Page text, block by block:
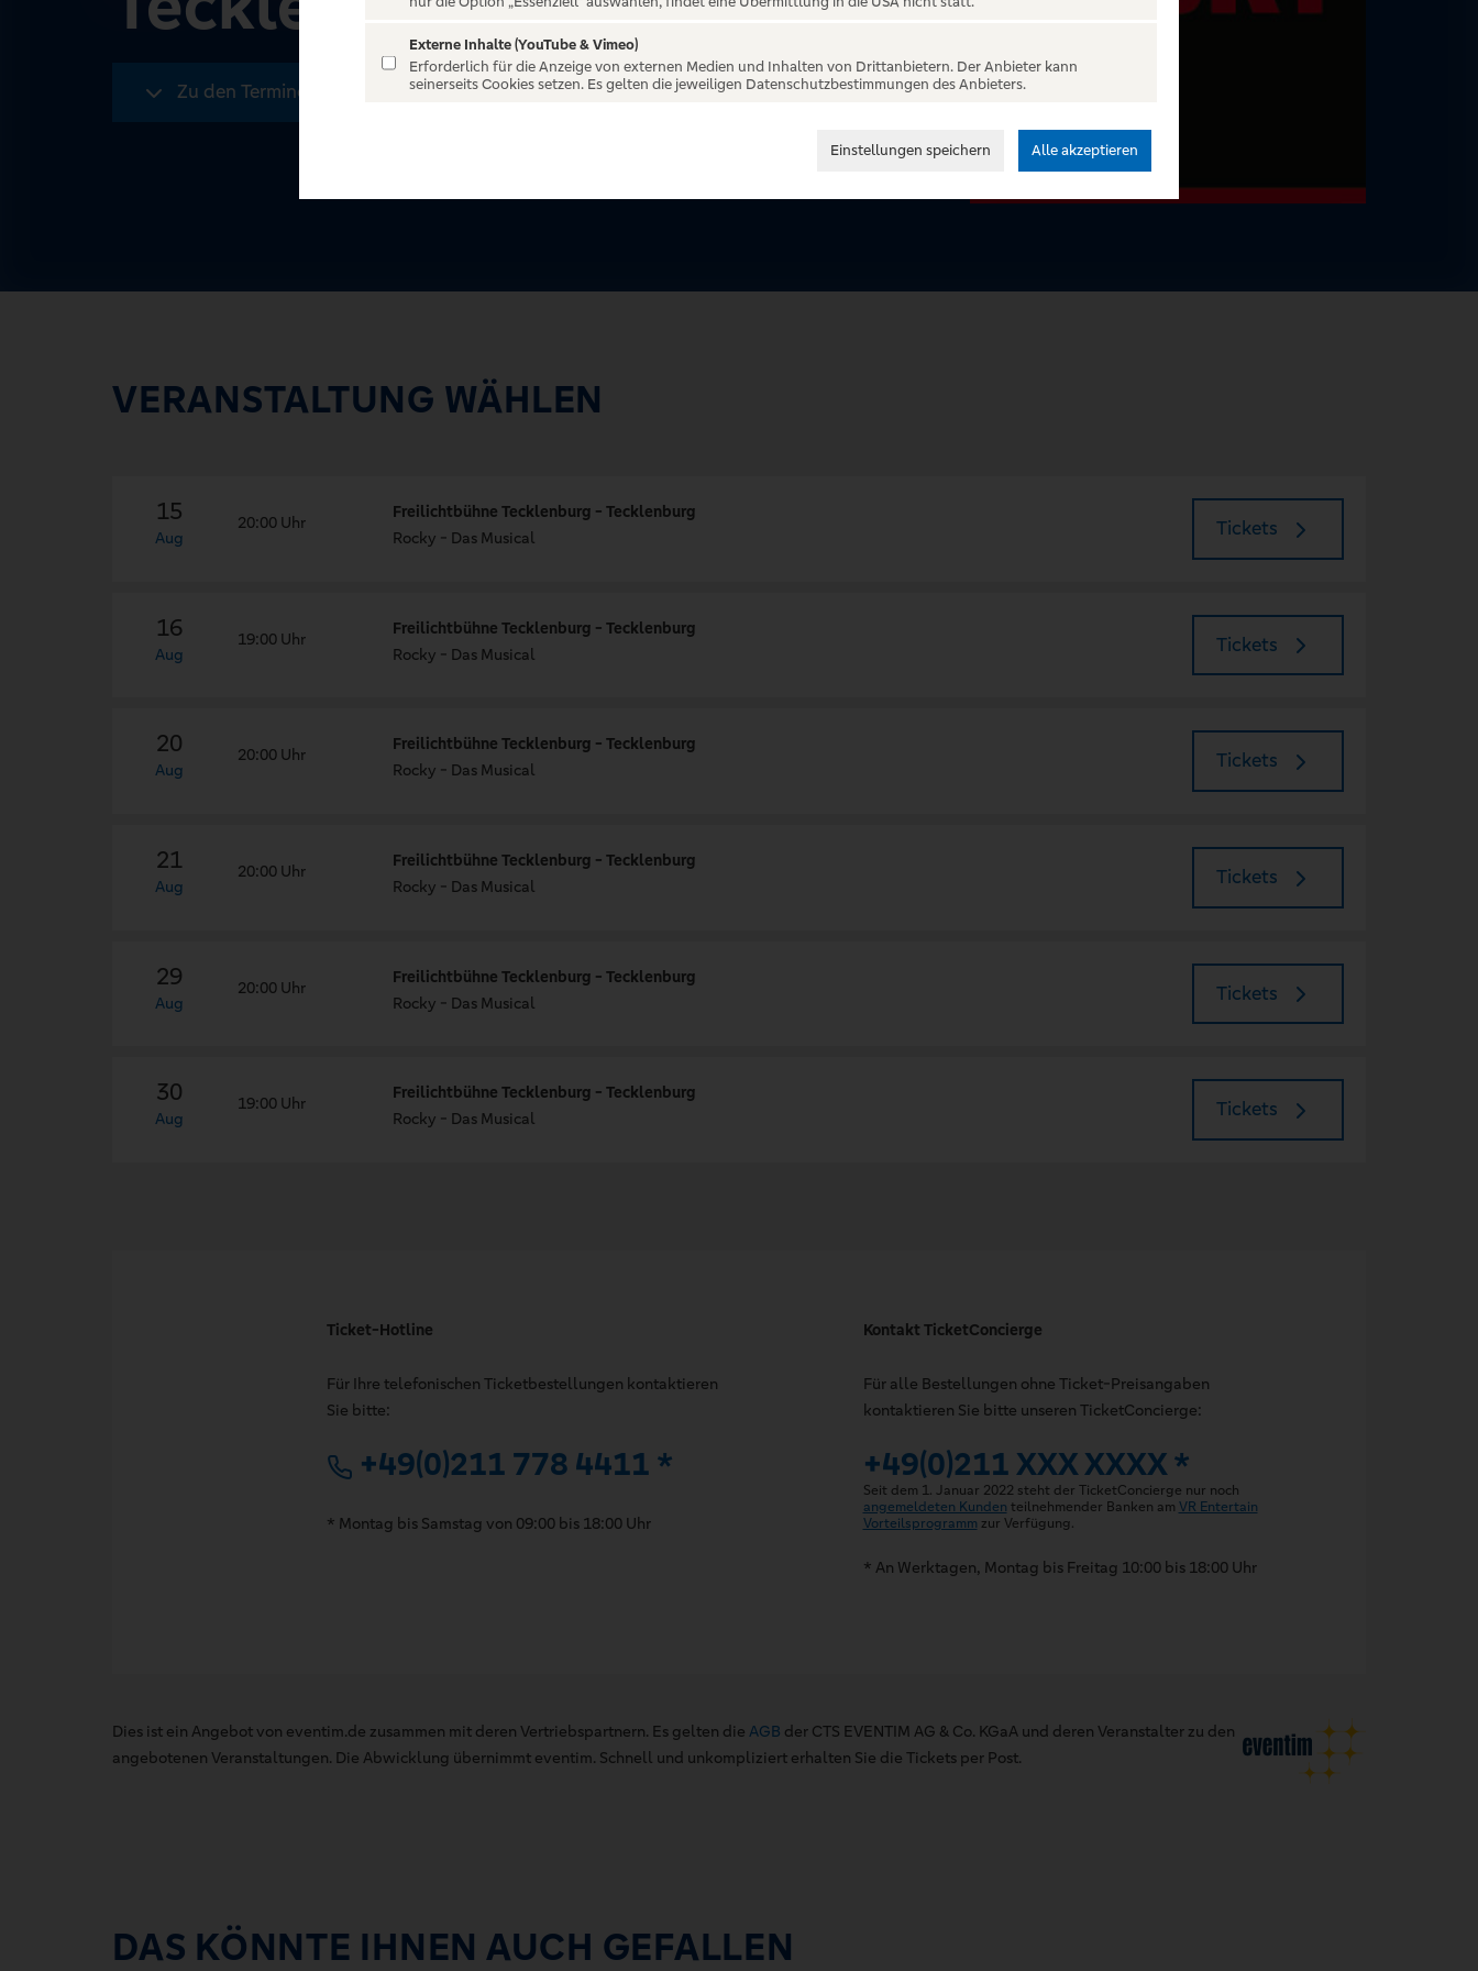
Zu den Terminen
VERANSTALTUNG WÄHLEN
15
Aug
20:00 Uhr
Freilichtbühne Tecklenburg - Tecklenburg
Rocky - Das Musical
Tickets
16
Aug
19:00 Uhr
Freilichtbühne Tecklenburg - Tecklenburg
Rocky - Das Musical
Tickets
20
Aug
20:00 Uhr
Freilichtbühne Tecklenburg - Tecklenburg
Rocky - Das Musical
Tickets
21
Aug
20:00 Uhr
Freilichtbühne Tecklenburg - Tecklenburg
Rocky - Das Musical
Tickets
29
Aug
20:00 Uhr
Freilichtbühne Tecklenburg - Tecklenburg
Rocky - Das Musical
Tickets
30
Aug
19:00 Uhr
Freilichtbühne Tecklenburg - Tecklenburg
Rocky - Das Musical
Tickets
Ticket-Hotline
Für Ihre telefonischen Ticketbestellungen kontaktieren
Sie bitte:
+49(0)211 778 4411 *
* Montag bis Samstag von 09:00 bis 18:00 Uhr
Kontakt TicketConcierge
Für alle Bestellungen ohne Ticket-Preisangaben
kontaktieren Sie bitte unseren TicketConcierge:
+49(0)211 XXX XXXX *
Seit dem 1. Januar 2022 steht der TicketConcierge nur noch
angemeldeten Kunden teilnehmender Banken am VR Entertain
Vorteilsprogramm zur Verfügung.
* An Werktagen, Montag bis Freitag 10:00 bis 18:00 Uhr
Dies ist ein Angebot von eventim.de zusammen mit deren Vertriebspartnern. Es gelten die AGB der CTS EVENTIM AG & Co. KGaA und deren Veranstalter zu den
angebotenen Veranstaltungen. Die Abwicklung übernimmt eventim. Schnell und unkompliziert erhalten Sie die Tickets per Post.
DAS KÖNNTE IHNEN AUCH GEFALLEN
Externe Inhalte (YouTube & Vimeo)
Erforderlich für die Anzeige von externen Medien und Inhalten von Drittanbietern. Der Anbieter kann
seinerseits Cookies setzen. Es gelten die jeweiligen Datenschutzbestimmungen des Anbieters.
Einstellungen speichern Alle akzeptieren